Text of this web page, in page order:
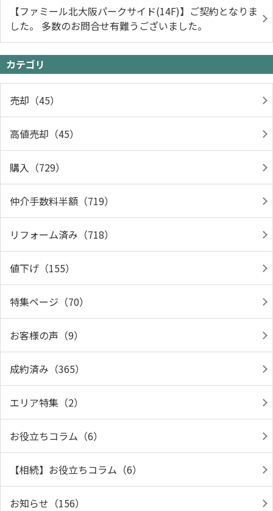
【ファミール北大阪パークサイド(14F)】ご契約となりま
した。 多数のお問合せ有難うございました。
カテゴリ
売却（45）
高値売却（45）
購入（729）
仲介手数料半額（719）
リフォーム済み（718）
値下げ（155）
特集ページ（70）
お客様の声（9）
成約済み（365）
エリア特集（2）
お役立ちコラム（6）
【相続】お役立ちコラム（6）
お知らせ（156）